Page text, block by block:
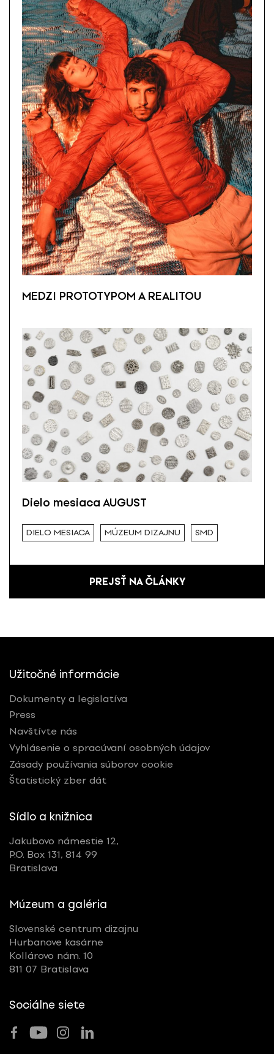
MEDZI PROTOTYPOM A REALITOU
Dielo mesiaca AUGUST
DIELO MESIACA MÚZEUM DIZAJNU SMD
PREJSŤ NA ČLÁNKY
Užitočné informácie
Dokumenty a legislatíva
Press
Navštívte nás
Vyhlásenie o spracúvaní osobných údajov
Zásady používania súborov cookie
Štatistický zber dát
Sídlo a knižnica
Jakubovo námestie 12,
P.O. Box 131, 814 99
Bratislava
Múzeum a galéria
Slovenské centrum dizajnu
Hurbanove kasárne
Kollárovo nám. 10
811 07 Bratislava
Sociálne siete